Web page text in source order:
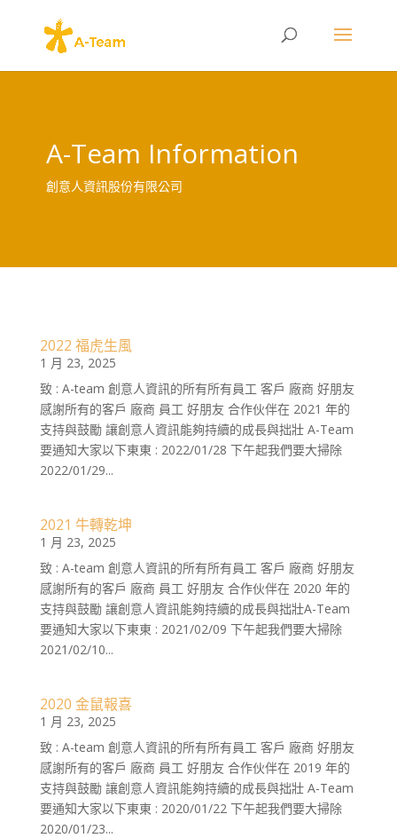
A-Team Information
創意人資訊股份有限公司
2022 福虎生風
1 月 23, 2025
致 : A-team 創意人資訊的所有所有員工 客戶 廠商 好朋友
感謝所有的客戶 廠商 員工 好朋友 合作伙伴在 2021 年的
支持與鼓勵 讓創意人資訊能夠持續的成長與拙壯 A-Team
要通知大家以下東東 : 2022/01/28 下午起我們要大掃除
2022/01/29...
2021 牛轉乾坤
1 月 23, 2025
致 : A-team 創意人資訊的所有所有員工 客戶 廠商 好朋友
感謝所有的客戶 廠商 員工 好朋友 合作伙伴在 2020 年的
支持與鼓勵 讓創意人資訊能夠持續的成長與拙壯A-Team
要通知大家以下東東 : 2021/02/09 下午起我們要大掃除
2021/02/10...
2020 金鼠報喜
1 月 23, 2025
致 : A-team 創意人資訊的所有所有員工 客戶 廠商 好朋友
感謝所有的客戶 廠商 員工 好朋友 合作伙伴在 2019 年的
支持與鼓勵 讓創意人資訊能夠持續的成長與拙壯 A-Team
要通知大家以下東東 : 2020/01/22 下午起我們要大掃除
2020/01/23...